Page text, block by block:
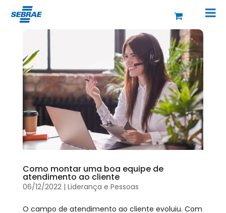
Como montar uma boa equipe de
atendimento ao cliente
06/12/2022| Liderança e Pessoas
O campo de atendimento ao cliente evoluiu. Com